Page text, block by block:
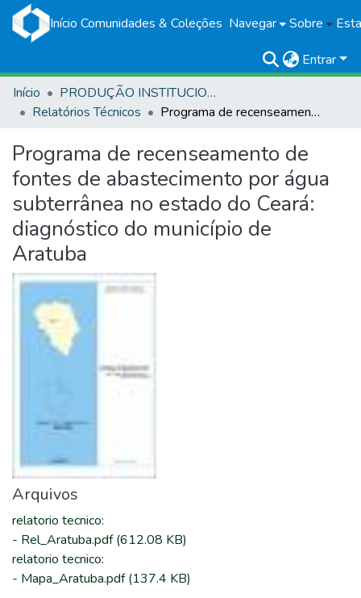
Início Comunidades & Coleções Navegar Sobre
Entrar
Início
PRODUÇÃO INSTITUCIONAL
Relatórios Técnicos
Programa de recenseamento de fontes de abastecimento por água subterrânea no estado do Ceará: diagnóstico do município de Aratuba
Programa de recenseamento de
fontes de abastecimento por água
subterrânea no estado do Ceará:
diagnóstico do município de
Aratuba
Arquivos
relatorio tecnico:
- Rel_Aratuba.pdf(612.08 KB)
relatorio tecnico:
- Mapa_Aratuba.pdf(137.4 KB)